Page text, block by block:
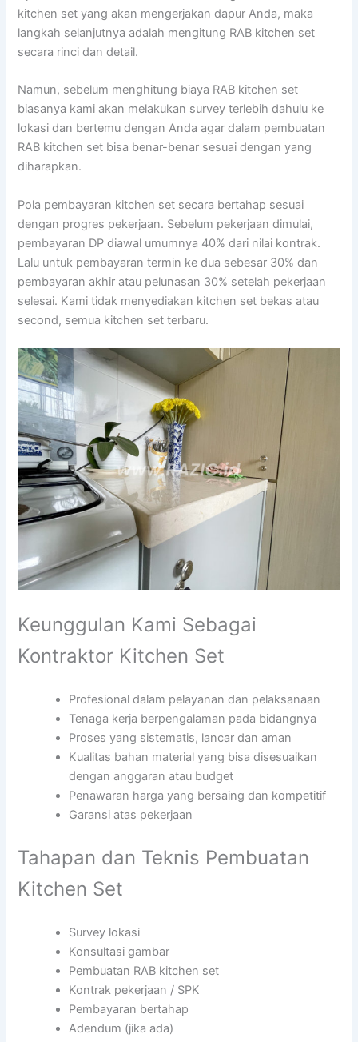
kitchen set yang akan mengerjakan dapur Anda, maka
langkah selanjutnya adalah mengitung RAB kitchen set
secara rinci dan detail.
Namun, sebelum menghitung biaya RAB kitchen set
biasanya kami akan melakukan survey terlebih dahulu ke
lokasi dan bertemu dengan Anda agar dalam pembuatan
RAB kitchen set bisa benar-benar sesuai dengan yang
diharapkan.
Pola pembayaran kitchen set secara bertahap sesuai
dengan progres pekerjaan. Sebelum pekerjaan dimulai,
pembayaran DP diawal umumnya 40% dari nilai kontrak.
Lalu untuk pembayaran termin ke dua sebesar 30% dan
pembayaran akhir atau pelunasan 30% setelah pekerjaan
selesai. Kami tidak menyediakan kitchen set bekas atau
second, semua kitchen set terbaru.
Keunggulan Kami Sebagai
Kontraktor Kitchen Set
Profesional dalam pelayanan dan pelaksanaan
Tenaga kerja berpengalaman pada bidangnya
Proses yang sistematis, lancar dan aman
Kualitas bahan material yang bisa disesuaikan
dengan anggaran atau budget
Penawaran harga yang bersaing dan kompetitif
Garansi atas pekerjaan
Tahapan dan Teknis Pembuatan
Kitchen Set
Survey lokasi
Konsultasi gambar
Pembuatan RAB kitchen set
Kontrak pekerjaan / SPK
Pembayaran bertahap
Adendum (jika ada)